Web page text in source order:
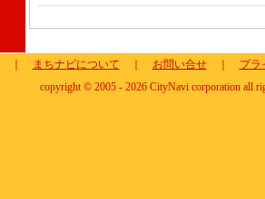
まちナビについて お問い合せ｜
プラ
copyright © 2005 - 2026 CityNavi corporation all